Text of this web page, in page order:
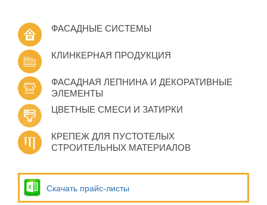
ФАСАДНЫЕ СИСТЕМЫ
КЛИНКЕРНАЯ ПРОДУКЦИЯ
ФАСАДНАЯ ЛЕПНИНА И ДЕКОРАТИВНЫЕ
ЭЛЕМЕНТЫ
ЦВЕТНЫЕ СМЕСИ И ЗАТИРКИ
КРЕПЕЖ ДЛЯ ПУСТОТЕЛЫХ
СТРОИТЕЛЬНЫХ МАТЕРИАЛОВ
Скачать прайс-листы